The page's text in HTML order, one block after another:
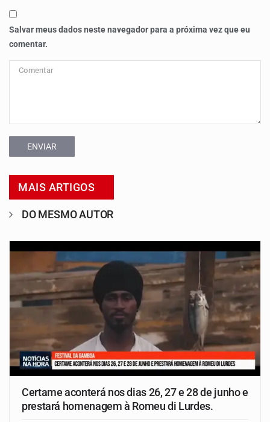
Salvar meus dados neste navegador para a próxima vez que eu
comentar.
ENVIAR
MAIS ARTIGOS
DO MESMO AUTOR
Certame aconterá nos dias 26, 27 e 28 de junho e
prestará homenagem à Romeu di Lurdes.